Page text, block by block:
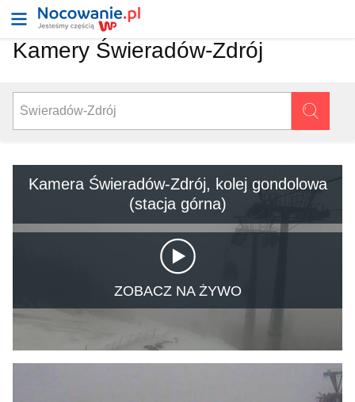
Kamery Świeradów-Zdrój
Kamera Świeradów-Zdrój, kolej gondolowa
(stacja górna)
ZOBACZ NA ŻYWO